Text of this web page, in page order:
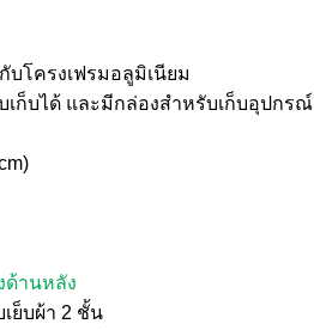
โครงเฟรมอลูมิเนียม
เก็บได้ และมีกล่องสำหรับเก็บอุปกรณ์
ด้านหลัง
ย็บผ้า 2 ชั้น